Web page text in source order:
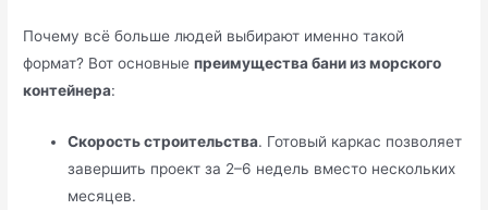
Почему всё больше людей выбирают именно такой
формат? Вот основныепреимущества бани из морского
контейнера:
Скорость строительства. Готовый каркас позволяет
завершить проект за 2–6 недель вместо нескольких
месяцев.